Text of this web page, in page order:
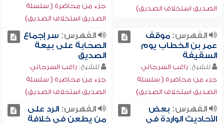
الصديق استخلاف الصديق)
جزء من محاضرة ( سلسلة
الصديق استخلاف الصديق)
الفهرس:موقف
عمر بن الخطاب يوم
السقيفة
للشيخ: راغب السرجاني
جزء من محاضرة ( سلسلة
الصديق استخلاف الصديق)
الفهرس: سر إجماع
الصحابة على بيعة
الصديق
للشيخ: راغب السرجاني
جزء من محاضرة ( سلسلة
الصديق استخلاف الصديق)
الفهرس: بعض
الأحاديث الواردة في
الفهرس:الرد على
من يطعن في خلافة